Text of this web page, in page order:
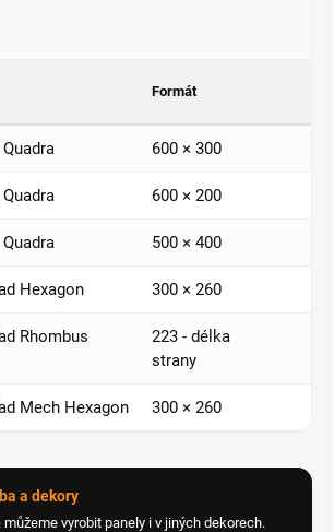
Formát
600 × 300
600 × 200
500 × 400
Hexagon 300 × 260
Rhombus
223 - délka
strany
Mech Hexagon 300 × 260
a dekory
můžeme vyrobit panely i v jiných dekorech.